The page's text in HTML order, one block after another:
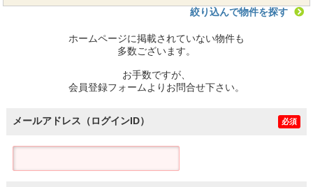
絞り込んで物件を探す
ホームページに掲載されていない物件も
多数ございます。
お手数ですが、
会員登録フォームよりお問合せ下さい。
メールアドレス（ログインID） 必須